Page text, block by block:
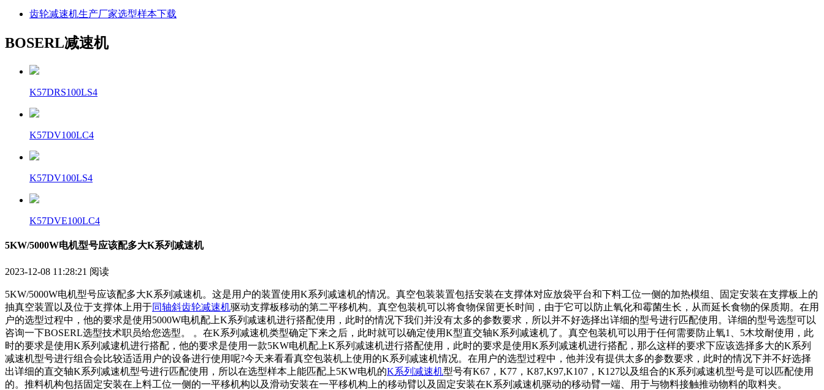
齿轮减速机生产厂家选型样本下载
BOSERL减速机
K57DRS100LS4
K57DV100LC4
K57DV100LS4
K57DVE100LC4
5KW/5000W电机型号应该配多大K系列减速机
2023-12-08 11:28:21 阅读
5KW/5000W电机型号应该配多大K系列减速机。这是用户的装置使用K系列减速机的情况。真空包装装置包括安装在支撑体对应放袋平台和下料工位一侧的加热模组、固定安装在支撑板上的
抽真空装置以及位于支撑体上用于同轴斜齿轮减速机驱动支撑板移动的第二平移机构。真空包装机可以将食物保留更长时间，由于它可以防止氧化和霉菌生长，从而延长食物的保质期。在用
户的选型过程中，他的要求是使用5000W电机配上K系列减速机进行搭配使用，此时的情况下我们并没有太多的参数要求，所以并不好选择出详细的型号进行匹配使用。详细的型号选型可以
咨询一下BOSERL选型技术职员给您选型。 。在K系列减速机类型确定下来之后，此时就可以确定使用K型直交轴K系列减速机了。真空包装机可以用于任何需要防止氧1、5木坟耐使用，此
时的要求是使用K系列减逮机进行搭配，他的要求是使用一款5KW电机配上K系列减速机进行搭配使用，此时的要求是使用K系列减速机进行搭配，那么这样的要求下应该选择多大的K系列
减速机型号进行组合会比较适适用户的设备进行使用呢?今天来看看真空包装机上使用的K系列减速机情况。在用户的选型过程中，他并没有提供太多的参数要求，此时的情况下并不好选择
出详细的直交轴K系列减速机型号进行匹配使用，所以在选型样本上能匹配上5KW电机的K系列减速机型号有K67，K77，K87,K97,K107，K127以及组合的K系列减速机型号是可以匹配使用
的。推料机构包括固定安装在上料工位一侧的一平移机构以及滑动安装在一平移机构上的移动臂以及固定安装在K系列减速机驱动的移动臂一端、用于与物料接触推动物料的取料夹。